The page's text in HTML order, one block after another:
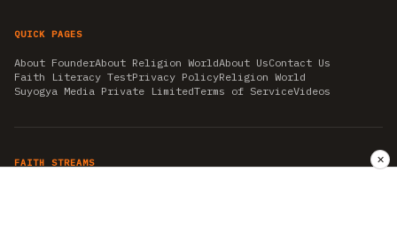
QUICK PAGES
About FounderAbout Religion WorldAbout UsContact Us
Faith Literacy TestPrivacy PolicyReligion World
Suyogya Media Private LimitedTerms of ServiceVideos
FAITH STREAMS ✕